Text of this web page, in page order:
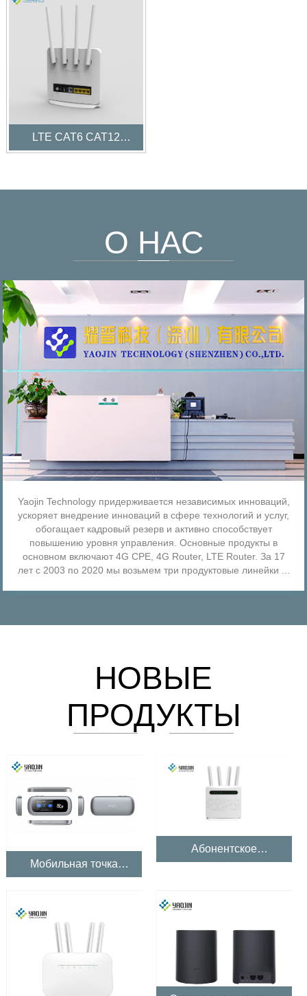
LTE CAT6 CAT12
Внутренний CPE-
О НАС
Yaojin Technology придерживается независимых инноваций,
ускоряет внедрение инноваций в сфере технологий и услуг,
обогащает кадровый резерв и активно способствует
повышению уровня управления. Основные продукты в
основном включают 4G CPE, 4G Router, LTE Router. За 17
лет с 2003 по 2020 мы возьмем три продуктовые линейки ...
НОВЫЕ
ПРОДУКТЫ
Мобильная точка
доступа 5G
Абонентское
оборудование 5G в